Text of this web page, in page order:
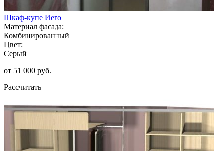
Шкаф-купе Иего
Материал фасада:
Комбинированный
Цвет:
Серый
от 51 000 руб.
Рассчитать